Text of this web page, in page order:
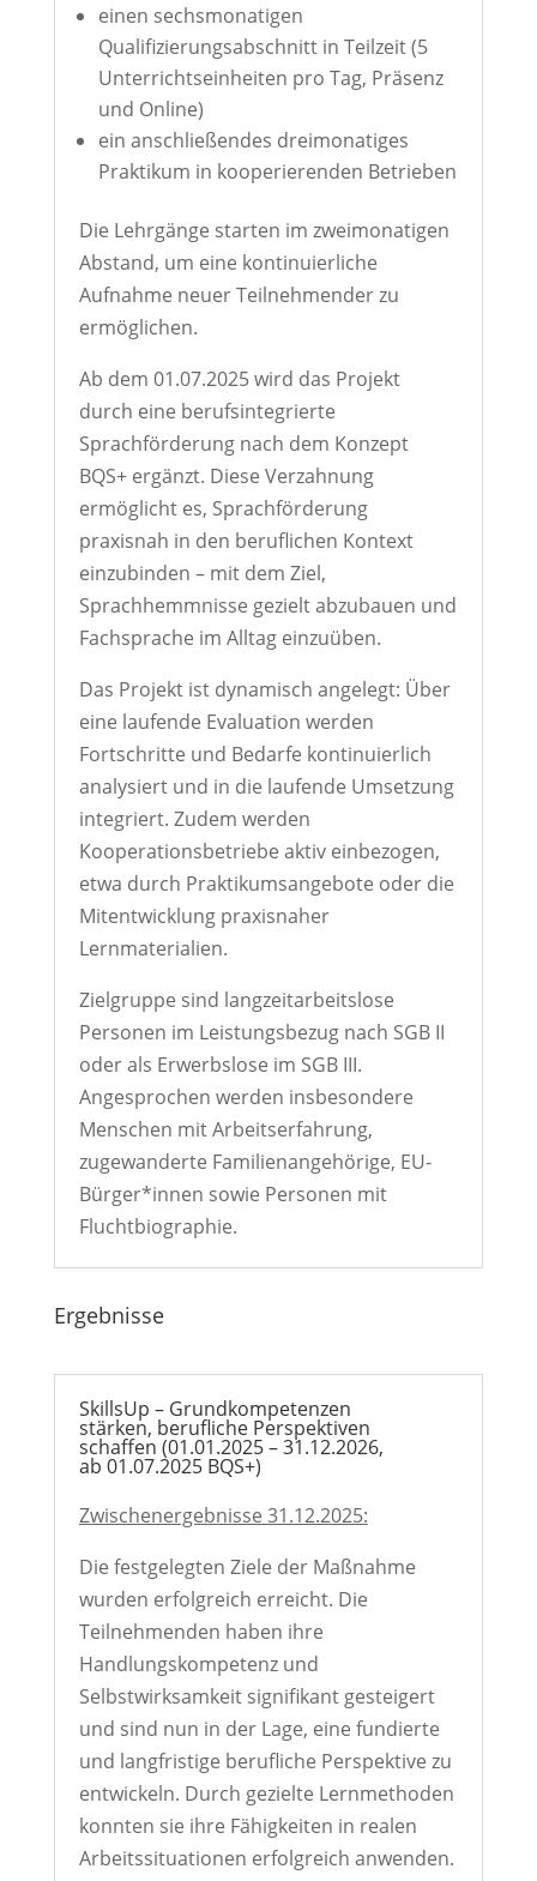
einen sechsmonatigen
Qualifizierungsabschnitt in Teilzeit (5
Unterrichtseinheiten pro Tag, Präsenz
und Online)
ein anschließendes dreimonatiges
Praktikum in kooperierenden Betrieben
Die Lehrgänge starten im zweimonatigen
Abstand, um eine kontinuierliche
Aufnahme neuer Teilnehmender zu
ermöglichen.
Ab dem 01.07.2025 wird das Projekt
durch eine berufsintegrierte
Sprachförderung nach dem Konzept
BQS+ ergänzt. Diese Verzahnung
ermöglicht es, Sprachförderung
praxisnah in den beruflichen Kontext
einzubinden – mit dem Ziel,
Sprachhemmnisse gezielt abzubauen und
Fachsprache im Alltag einzuüben.
Das Projekt ist dynamisch angelegt: Über
eine laufende Evaluation werden
Fortschritte und Bedarfe kontinuierlich
analysiert und in die laufende Umsetzung
integriert. Zudem werden
Kooperationsbetriebe aktiv einbezogen,
etwa durch Praktikumsangebote oder die
Mitentwicklung praxisnaher
Lernmaterialien.
Zielgruppe sind langzeitarbeitslose
Personen im Leistungsbezug nach SGB II
oder als Erwerbslose im SGB III.
Angesprochen werden insbesondere
Menschen mit Arbeitserfahrung,
zugewanderte Familienangehörige, EU-
Bürger*innen sowie Personen mit
Fluchtbiographie.
Ergebnisse
SkillsUp – Grundkompetenzen
stärken, berufliche Perspektiven
schaffen (01.01.2025 – 31.12.2026,
ab 01.07.2025 BQS+)
Zwischenergebnisse 31.12.2025:
Die festgelegten Ziele der Maßnahme
wurden erfolgreich erreicht. Die
Teilnehmenden haben ihre
Handlungskompetenz und
Selbstwirksamkeit signifikant gesteigert
und sind nun in der Lage, eine fundierte
und langfristige berufliche Perspektive zu
entwickeln. Durch gezielte Lernmethoden
konnten sie ihre Fähigkeiten in realen
Arbeitssituationen erfolgreich anwenden.